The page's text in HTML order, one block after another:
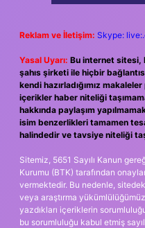
Reklam ve İletişim: Skype:
Yasal Uyarı: Bu internet sitesi,
şahıs şirketi ile hiçbir
kendi hazırladığımız
içerikler haber niteliği
hakkında paylaşım
isim benzerlikleri tamamen
halindedir ve tavsiye niteliği
Sitemiz, 5651 Sayılı Kanun
Kurumu (BTK) tarafından
vermektedir. Bu nedenle,
veya araştırma
yazdıkları içeriklerin
bu sorumluluğu kabul etmiş